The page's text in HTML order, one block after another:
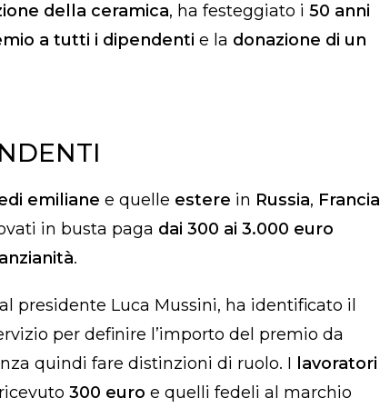
della ceramica, ha festeggiato i 50 anni
a tutti i dipendenti e la donazione di un
emiliane e quelle estere in Russia, Francia
in busta paga dai 300 ai 3.000 euro
.
presidente Luca Mussini, ha identificato il
per definire l’importo del premio da
quindi fare distinzioni di ruolo. I
lavoratori
300 euro e quelli fedeli al marchio